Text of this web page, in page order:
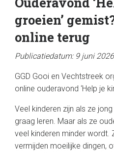
groeien’
online terug
Publicatiedatum: 9 juni 2026
GGD Gooi en Vechtstreek
online ouderavond ‘Help je
Veel kinderen zijn als ze
graag leren. Maar als ze
veel kinderen minder wordt.
vermijden moeilijke dingen,